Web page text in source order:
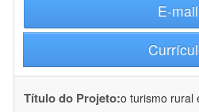
E-mail
Título do Projeto:o turismo rural